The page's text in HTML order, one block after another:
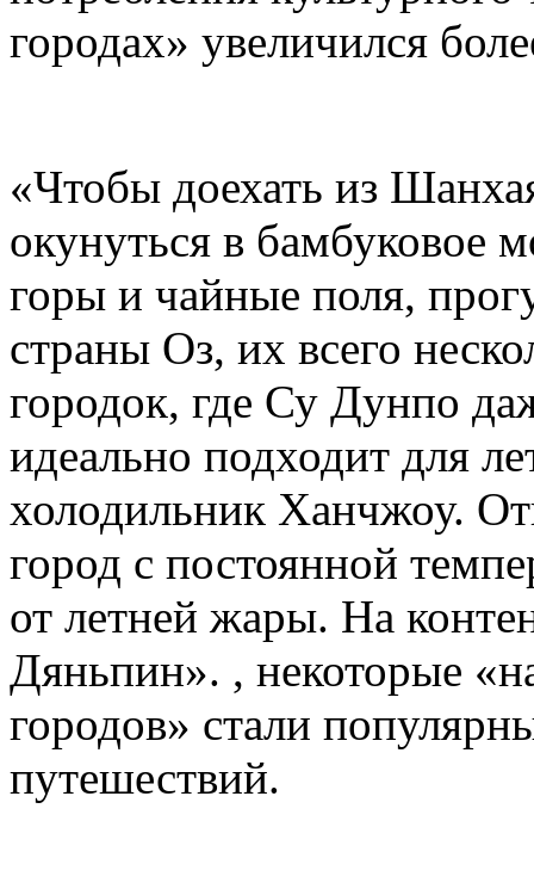
городах» увеличился
«Чтобы доехать из
окунуться в бамбуковое
горы и чайные поля,
страны Оз, их всего
городок, где Су Дунпо
идеально подходит для
холодильник Ханчжоу.
город с постоянной
от летней жары. На
Дяньпин». , некоторые
городов» стали
путешествий.